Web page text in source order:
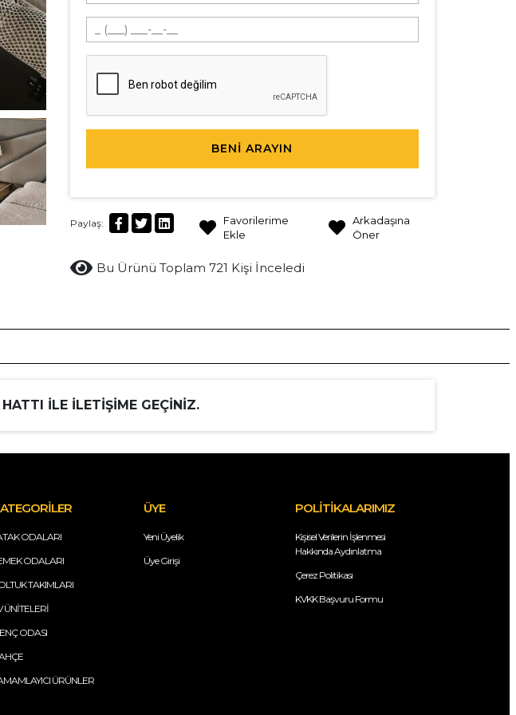
BENİ ARAYIN
Paylaş:
Favorilerime
Ekle
Arkadaşına
Öner
Bu Ürünü Toplam 721 Kişi İnceledi
HATTI İLE İLETİŞİME GEÇİNİZ.
ODALARI
ODALARI
TAKIMLARI
ÜNİTELERİ
ODASI
ÜRÜNLER
ÜYE
Yeni Üyelik
Üye Girişi
POLİTİKALARIMIZ
Kişisel Verilerin İşlenmesi
Hakkında Aydınlatma
Çerez Politikası
KVKK Başvuru Formu